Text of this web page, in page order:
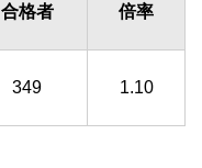
合格者 倍率
349 1.10